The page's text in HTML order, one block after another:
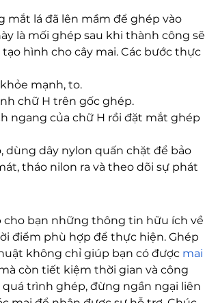
mắt lá đã lên mầm để ghép vào
là mối ghép sau khi thành công sẽ
hình cho cây mai. Các bước thực
mạnh, to.
chữ H trên gốc ghép.
ngang của chữ H rồi đặt mắt ghép
dùng dây nylon quấn chặt để bảo
tháo nilon ra và theo dõi sự phát
cho bạn những thông tin hữu ích về
điểm phù hợp để thực hiện. Ghép
không chỉ giúp bạn có được mai
còn tiết kiệm thời gian và công
trình ghép, đừng ngần ngại liên